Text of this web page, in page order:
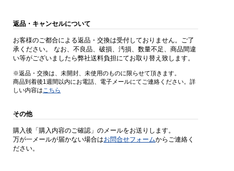
返品・キャンセルについて
お客様のご都合による返品・交換は受付しておりません。ご了
承ください。 なお、不良品、破損、汚損、数量不足、商品間違
い等がございましたら弊社送料負担にてお取り替え致します。
※返品・交換は、未開封、未使用のものに限らせて頂きます。
商品到着後1週間以内にお電話、電子メールにてご連絡ください。詳
しい内容はこちら
その他
購入後「購入内容のご確認」のメールをお送りします。
万が一メールが届かない場合はお問合せフォームからご連絡く
ださい。